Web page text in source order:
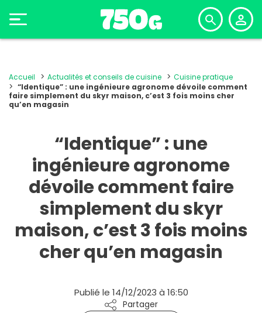
Accueil Actualités et conseils de cuisine
Cuisine pratique
“Identique” : une ingénieure agronome dévoile comment
faire simplement du skyr maison, c’est 3 fois moins cher
qu’en magasin
“Identique” : une
ingénieure agronome
dévoile comment faire
simplement du skyr
maison, c’est 3 fois moins
cher qu’en magasin
Publié le 14/12/2023 à 16:50
Partager